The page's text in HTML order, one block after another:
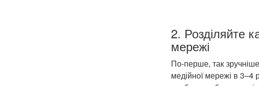
2. Розділяйте
мережі
По-перше, так зручніше
медійної мережі в 3–4